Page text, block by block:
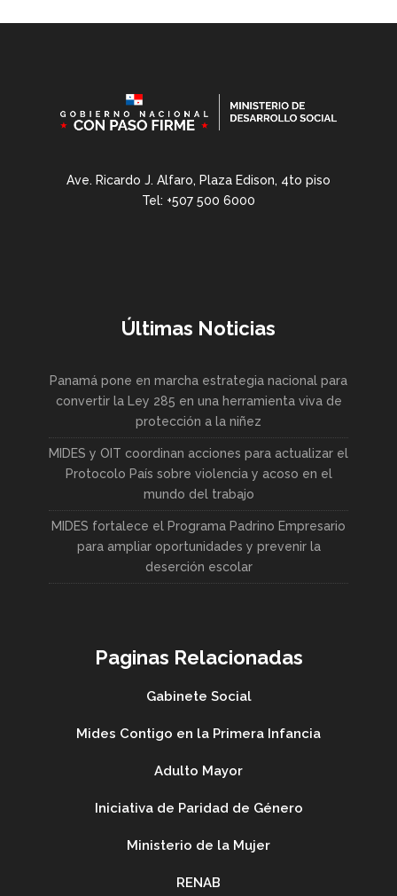
Ave. Ricardo J. Alfaro, Plaza Edison, 4to piso
Tel: +507 500 6000
Últimas Noticias
Panamá pone en marcha estrategia nacional para
convertir la Ley 285 en una herramienta viva de
protección a la niñez
MIDES y OIT coordinan acciones para actualizar el
Protocolo País sobre violencia y acoso en el
mundo del trabajo
MIDES fortalece el Programa Padrino Empresario
para ampliar oportunidades y prevenir la
deserción escolar
Paginas Relacionadas
Gabinete Social
Mides Contigo en la Primera Infancia
Adulto Mayor
Iniciativa de Paridad de Género
Ministerio de la Mujer
RENAB